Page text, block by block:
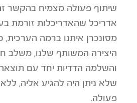
שיתוף פעולה מצמיח בהקשר
אדריכל שהאדריכלות זורמת
מסונכרן איתנו ברמה הערכית,
היצירה המשותף שלנו, משלב
והשלמה הדדיות יחד עם
שלא ניתן היה להגיע אליה,
פעולה.